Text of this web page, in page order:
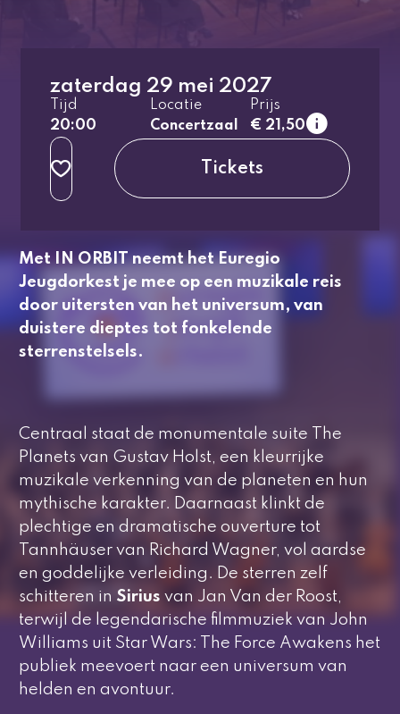
zaterdag 29 mei 2027
Tijd
20:00
Locatie
Concertzaal
Prijs
€ 21,50
normaal
2e rang
3e rang
Tickets
MetIN ORBITneemt het Euregio
Jeugdorkest je mee op een muzikale reis
door uitersten van het universum, van
duistere dieptes tot fonkelende
sterrenstelsels.
Centraal staat de monumentale suite
The
Planets van Gustav Holst, een kleurrijke
muzikale verkenning van de planeten en hun
mythische karakter. Daarnaast klinkt de
plechtige en dramatische ouverture tot
Tannhäuservan Richard Wagner, vol aardse
en goddelijke verleiding. De sterren zelf
schitteren in Sirius van Jan Van der Roost,
terwijl de legendarische filmmuziek van John
Williams uit Star Wars: The Force Awakens het
publiek meevoert naar een universum van
helden en avontuur.